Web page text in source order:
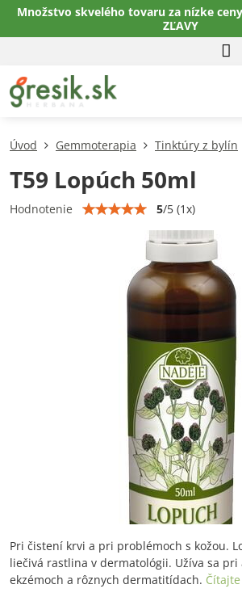
Množstvo skvelého tovaru za nízke
ZĽAVY
Úvod Gemmoterapia Tinktúry z bylín
T59 Lopúch 50ml
Hodnotenie 5/5 (1x)
Pri čistení krvi a pri problémoch s kožou.
liečivá rastlina v dermatológii. Užíva sa pri
ekzémoch a rôznych dermatitídach.